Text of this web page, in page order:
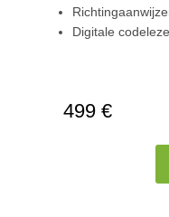
Digitale
499 €